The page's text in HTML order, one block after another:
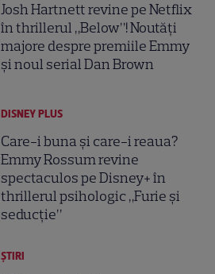
Josh Hartnett revine pe Netflix
în thrillerul „Below”! Noutăți
majore despre premiile Emmy
și noul serial Dan Brown
DISNEY PLUS
Care-i buna și care-i reaua?
Emmy Rossum revine
spectaculos pe Disney+ în
thrillerul psihologic „Furie și
seducție”
ȘTIRI